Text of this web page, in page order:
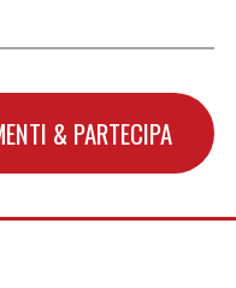
& PARTECIPA